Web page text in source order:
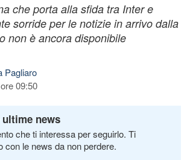
che porta alla sfida tra Inter e
sorride per le notizie in arrivo dalla
non è ancora disponibile
Pagliaro
09:50
news
che ti interessa per seguirlo. Ti
con le news da non perdere.